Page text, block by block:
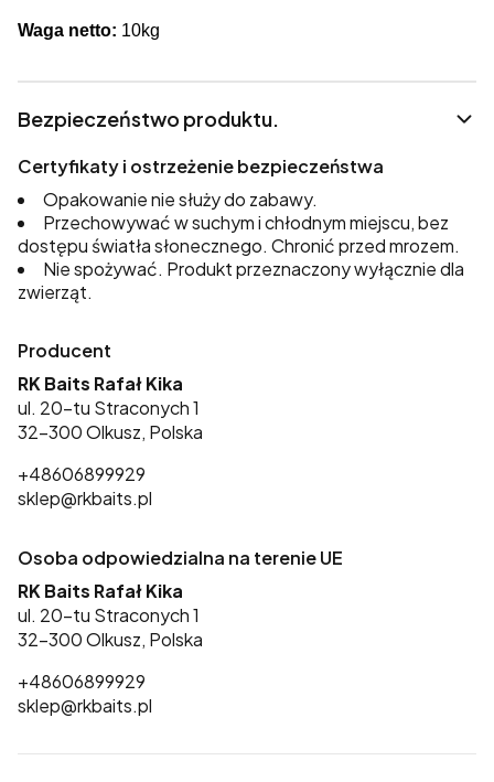
Waga netto: 10kg
Bezpieczeństwo produktu.
Certyfikaty i ostrzeżenie bezpieczeństwa
Opakowanie nie służy do zabawy.
Przechowywać w suchym i chłodnym miejscu, bez
dostępu światła słonecznego. Chronić przed mrozem.
Nie spożywać. Produkt przeznaczony wyłącznie dla
zwierząt.
Producent
RK Baits Rafał Kika
ul. 20-tu Straconych 1
32-300 Olkusz, Polska
+48606899929
sklep@rkbaits.pl
Osoba odpowiedzialna na terenie UE
RK Baits Rafał Kika
ul. 20-tu Straconych 1
32-300 Olkusz, Polska
+48606899929
sklep@rkbaits.pl